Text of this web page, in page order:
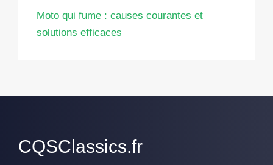
Moto qui fume : causes courantes et
solutions efficaces
CQSClassics.fr